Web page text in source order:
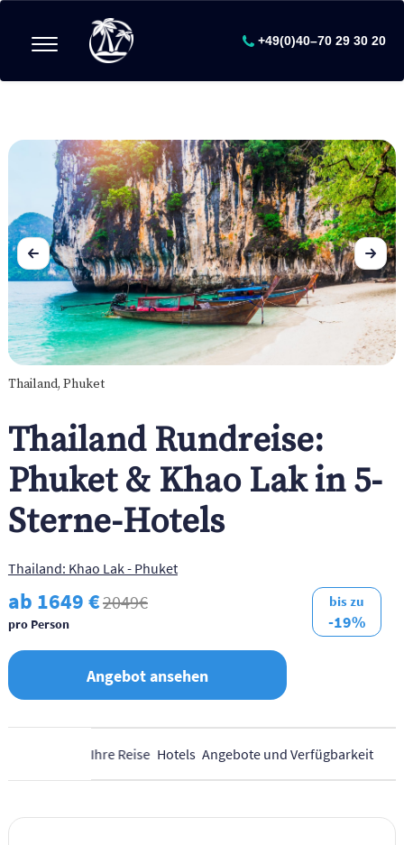
+49(0)40–70 29 30 20
Thailand, Phuket
Thailand Rundreise:
Phuket & Khao Lak in 5-
Sterne-Hotels
Thailand: Khao Lak - Phuket
ab 1649 €2049€
pro Person
bis zu
-19%
Angebot ansehen
Ihre Reise Hotels Angebote und Verfügbarkeit